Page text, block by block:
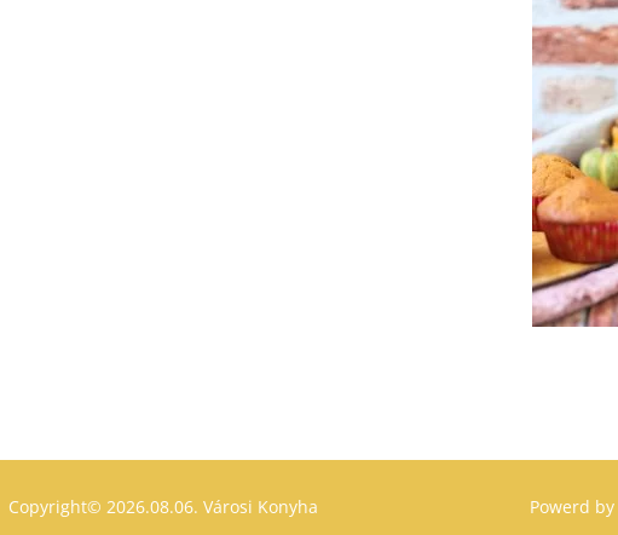
Copyright© 2026.08.06. Városi Konyha Powerd by